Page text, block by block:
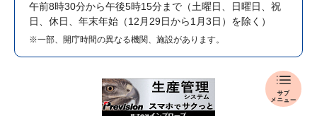
県
政
午前8時30分から午後5時15分まで （土曜日、日曜日、祝
日、休日、年末年始（12月29日から1月3日）を除く）
※一部、開庁時間の異なる機関、施設があります。